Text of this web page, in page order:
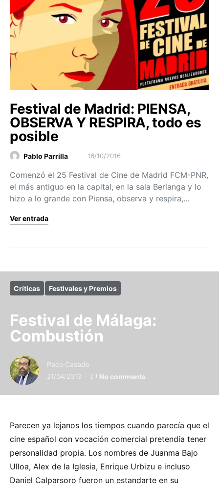
Festival de Madrid: PIENSA,
OBSERVA Y RESPIRA, todo es
posible
Pablo Parrilla 16/10/2016
Comenzó el 25 Festival de Cine de Madrid FCM-PNR,
el más antiguo en la capital, en la sala Berlanga y lo
hizo a lo grande con Piensa, observa y respira,…
Ver entrada
Críticas Festivales y Premios
Festival de Málaga:
Combustión
Paco Casado
21/04/2013 No comments
Parecen ya lejanos los tiempos cuando parecía que el
cine español con vocación comercial pretendía tener
personalidad propia. Los nombres de Juanma Bajo
Ulloa, Alex de la Iglesia, Enrique Urbizu e incluso
Daniel Calparsoro fueron un estandarte en su